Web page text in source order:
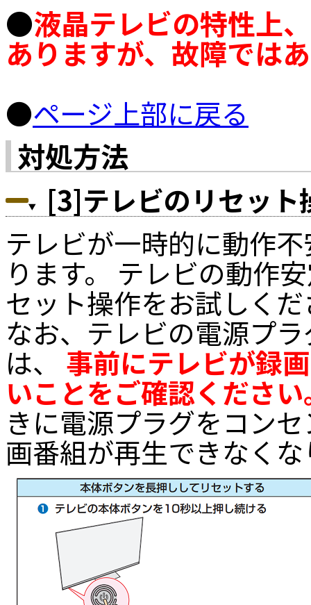
●液晶テレビの特性上
ありますが、故障では
●ページ上部に戻る
対処方法
[3]テレビのリセット
テレビが一時的に動作
ります。 テレビの動作
セット操作をお試しく
なお、テレビの電源プ
は、 事前にテレビが録
いことをご確認くださ
きに電源プラグをコン
画番組が再生できなく